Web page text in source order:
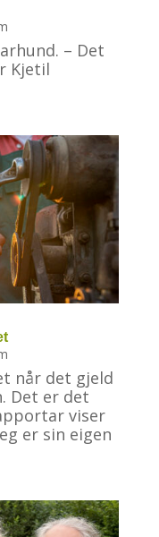
– Det
Kjetil
når det gjeld
Det er det
viser
er sin eigen